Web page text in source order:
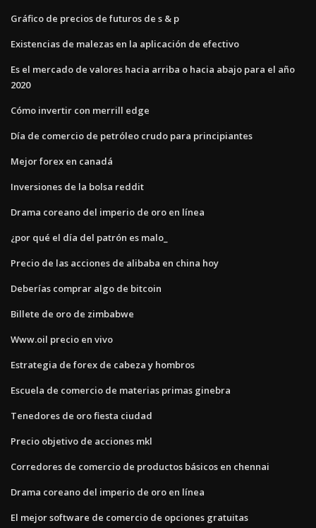
Gráfico de precios de futuros de s & p
Existencias de malezas en la aplicación de efectivo
Es el mercado de valores hacia arriba o hacia abajo para el año
2020
Cómo invertir con merrill edge
Día de comercio de petróleo crudo para principiantes
Mejor forex en canadá
Inversiones de la bolsa reddit
Drama coreano del imperio de oro en línea
¿por qué el día del patrón es malo_
Precio de las acciones de alibaba en china hoy
Deberías comprar algo de bitcoin
Billete de oro de zimbabwe
Www.oil precio en vivo
Estrategia de forex de cabeza y hombros
Escuela de comercio de materias primas ginebra
Tenedores de oro fiesta ciudad
Precio objetivo de acciones mkl
Corredores de comercio de productos básicos en chennai
Drama coreano del imperio de oro en línea
El mejor software de comercio de opciones gratuitas